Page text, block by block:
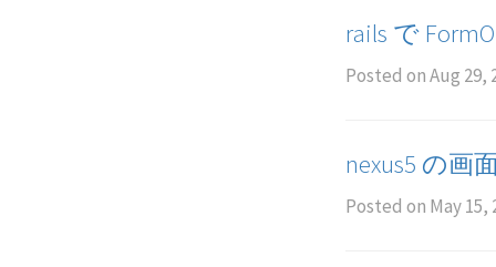
rails で
Posted onAug 29,
nexus5 の画
Posted on May 15,